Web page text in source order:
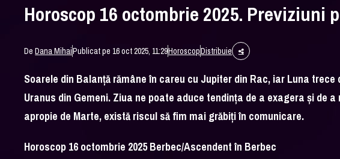
Horoscop 16 octombrie 2025. Previziuni
DeDana MihaiPublicat pe 16 oct 2025, 11:29HoroscopDistribuie
Soarele din Balanță rămâne în careu cu Jupiter din Rac, iar Luna
Uranus din Gemeni. Ziua ne poate aduce tendința de a exagera și de
apropie de Marte, există riscul să fim mai grăbiți în comunicare.
Horoscop 16 octombrie 2025 Berbec/Ascendent în Berbec